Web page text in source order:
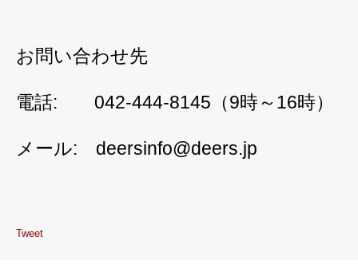
お問い合わせ先
電話: 042-444-8145（9時～16時）
メール: deersinfo@deers.jp
Tweet